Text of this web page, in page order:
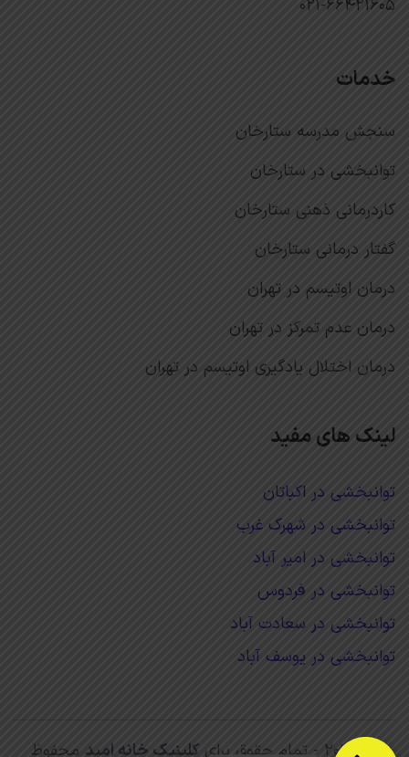
۰۲۱-۶۶۴۲۱۶۰۵
خدمات
سنجش مدرسه ستارخان
توانبخشی در ستارخان
کاردرمانی ذهنی ستارخان
گفتار درمانی ستارخان
درمان اوتیسم در تهران
درمان عدم تمرکز در تهران
درمان اختلال یادگیری اوتیسم در تهران
لینک های مفید
توانبخشی در اکباتان
توانبخشی در شهرک غرب
توانبخشی در امیر آباد
توانبخشی در فردوس
توانبخشی در سعادت آباد
توانبخشی در یوسف آباد
کلینیک خانه امید محفوظ